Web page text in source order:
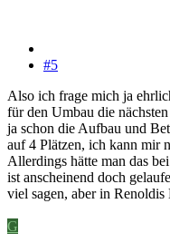
#5
Also ich frage mich ja
für den Umbau die
ja schon die Aufbau und
auf 4 Plätzen, ich kann mir
Allerdings hätte man das
ist anscheinend doch
viel sagen, aber in
G